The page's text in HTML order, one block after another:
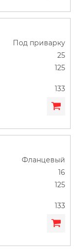
Под приварку
25
125
133
Фланцевый
16
125
133